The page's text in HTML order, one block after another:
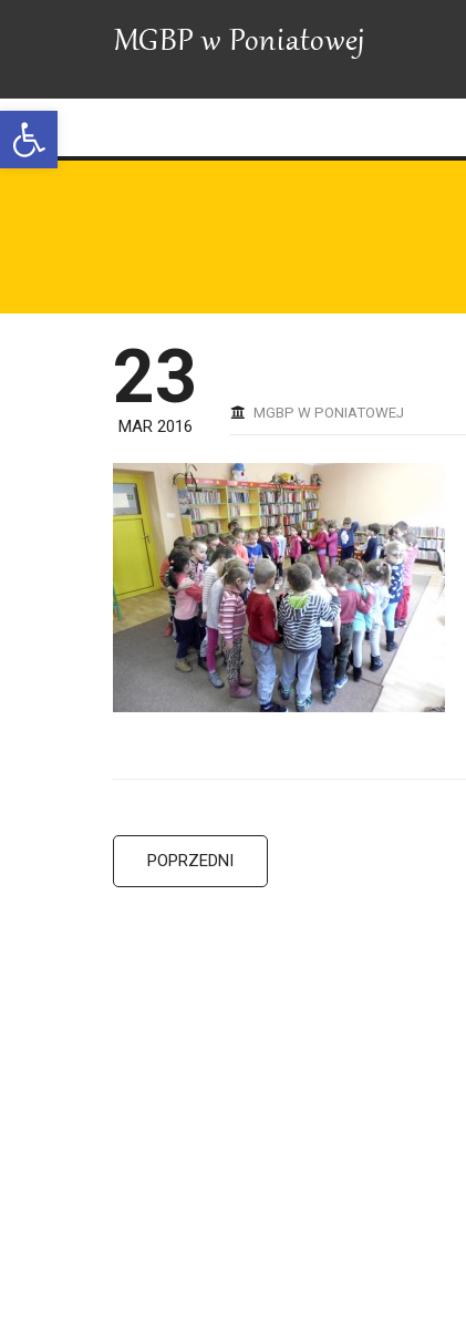
Open toolbar
23
MAR 2016
MGBP W PONIATOWEJ
POPRZEDNI